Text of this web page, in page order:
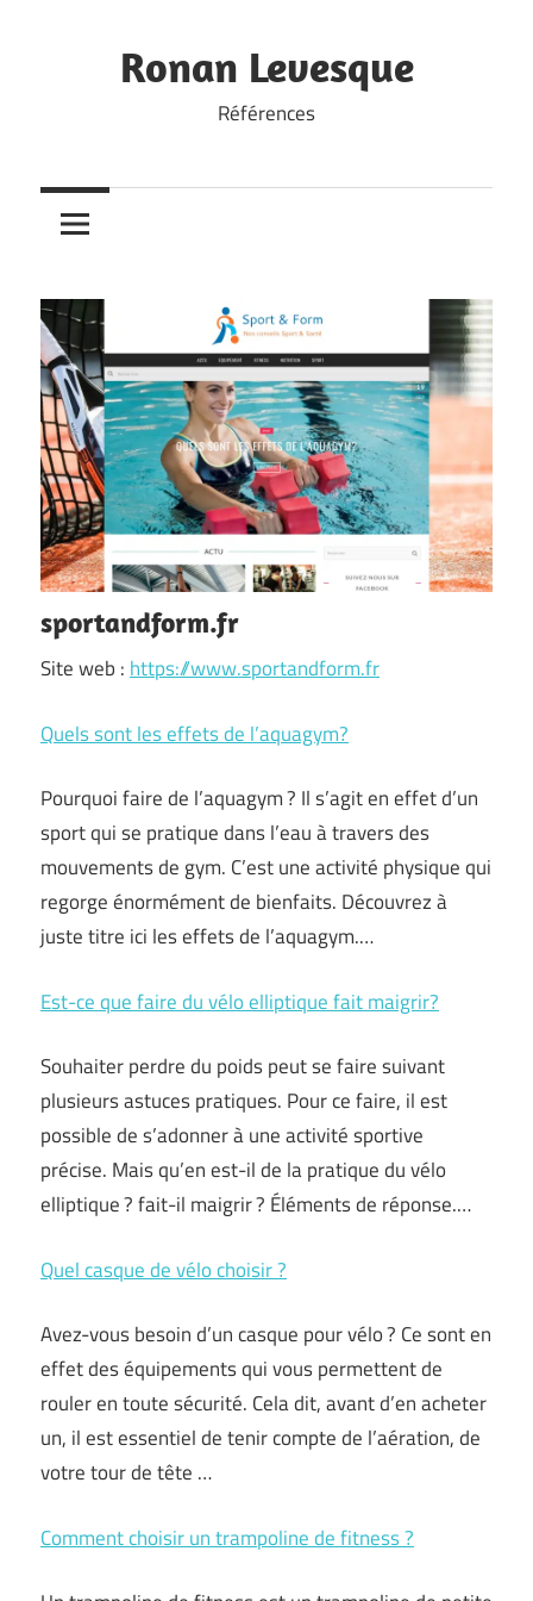
Ronan Levesque
Références
sportandform.fr
Site web : https://www.sportandform.fr
Quels sont les effets de l’aquagym?
Pourquoi faire de l’aquagym ? Il s’agit en effet d’un
sport qui se pratique dans l’eau à travers des
mouvements de gym. C’est une activité physique qui
regorge énormément de bienfaits. Découvrez à
juste titre ici les effets de l’aquagym.…
Est-ce que faire du vélo elliptique fait maigrir?
Souhaiter perdre du poids peut se faire suivant
plusieurs astuces pratiques. Pour ce faire, il est
possible de s’adonner à une activité sportive
précise. Mais qu’en est-il de la pratique du vélo
elliptique ? fait-il maigrir ? Éléments de réponse.…
Quel casque de vélo choisir ?
Avez-vous besoin d’un casque pour vélo ? Ce sont en
effet des équipements qui vous permettent de
rouler en toute sécurité. Cela dit, avant d’en acheter
un, il est essentiel de tenir compte de l’aération, de
votre tour de tête …
Comment choisir un trampoline de fitness ?